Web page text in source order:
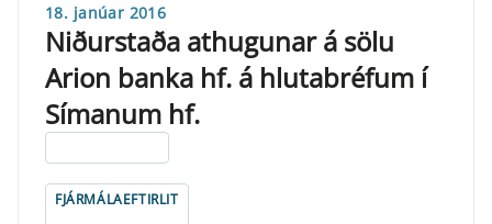
18. janúar 2016
Niðurstaða athugunar á sölu
Arion banka hf. á hlutabréfum í
Símanum hf.
FJÁRMÁLAEFTIRLIT